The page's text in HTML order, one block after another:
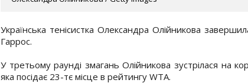
Українська тенісистка Олександра Олійникова
Гаррос.
У третьому раунді змагань Олійникова зустрілася на
яка посідає 23-тє місце в рейтингу WTA.